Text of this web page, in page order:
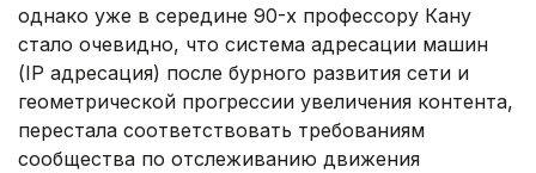
однако уже в середине 90-х профессору Кану
стало очевидно, что система адресации машин
(IP адресация) после бурного развития сети и
геометрической прогрессии увеличения контента,
перестала соответствовать требованиям
сообщества по отслеживанию движения